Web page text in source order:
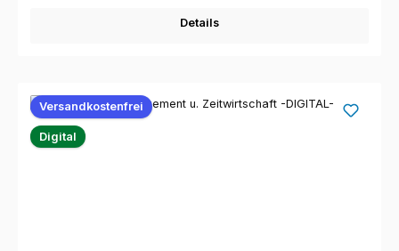
Details
Versandkostenfrei
Digital